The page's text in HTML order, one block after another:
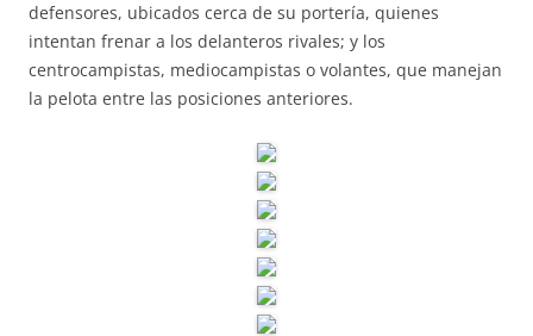
defensores, ubicados cerca de su portería, quienes
intentan frenar a los delanteros rivales; y los
centrocampistas, mediocampistas o volantes, que manejan
la pelota entre las posiciones anteriores.